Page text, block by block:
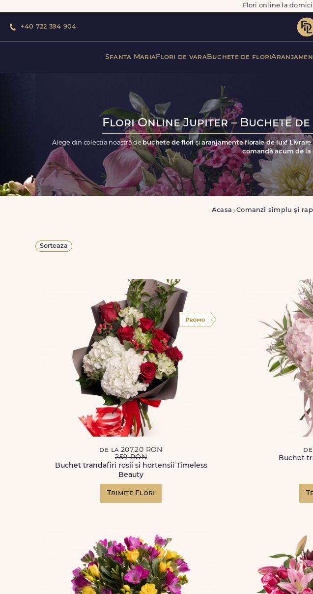
Flori online la
+40 722 394 904
Sfanta MariaFlori de varaBuchete de flori
Flori Online Jupiter – Buchete
Alege din colecția noastră de buchete de florișiaranjamente florale de lux!
comandă acum de la
Acasa Comanzi simplu și
Sorteaza
de la 207,20 RON
259 RON
Buchet trandafiri rosii si hortensii Timeless
Beauty
Trimite Flori
Buchet